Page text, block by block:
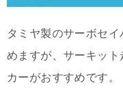
タミヤ製のサーボセ
めますが、サーキッ
カーがおすすめです。